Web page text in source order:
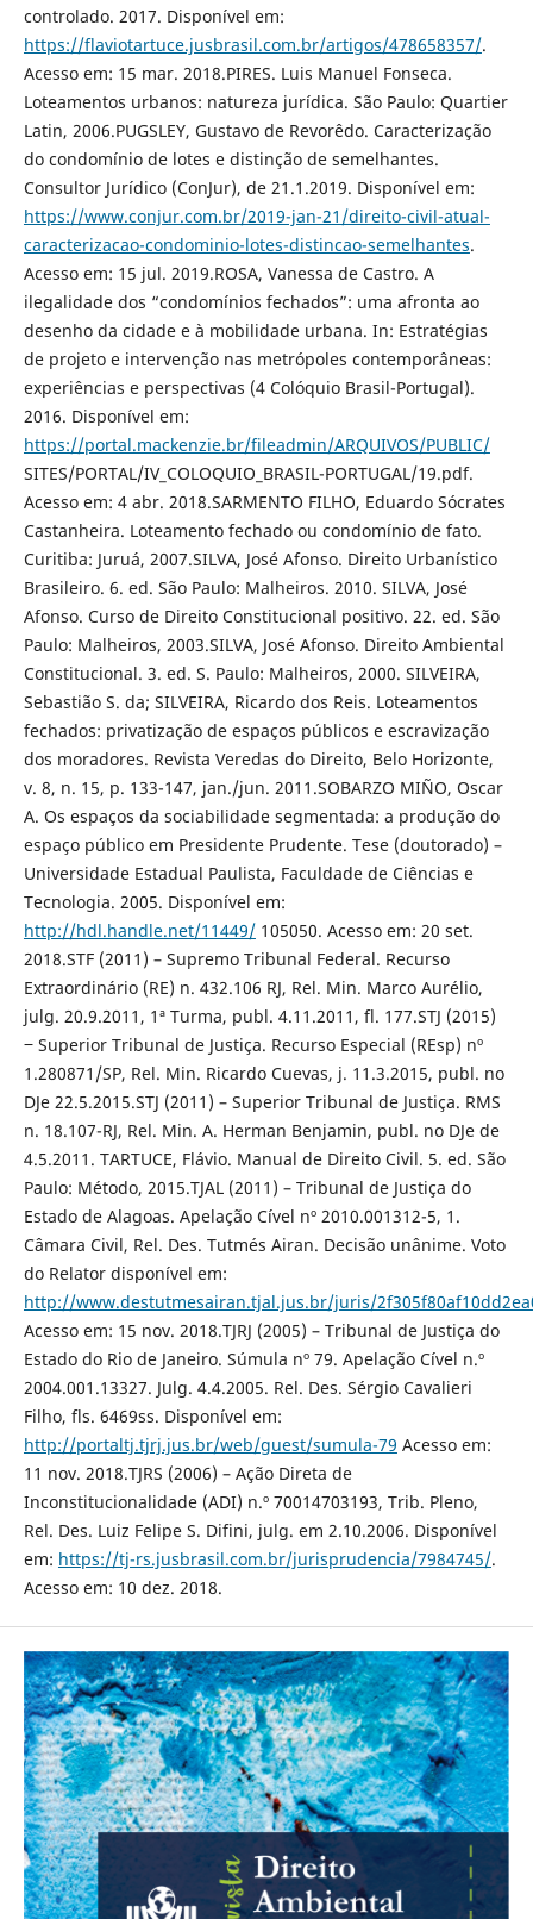
controlado. 2017. Disponível em:
https://flaviotartuce.jusbrasil.com.br/artigos/478658357/.
Acesso em: 15 mar. 2018.PIRES. Luis Manuel Fonseca.
Loteamentos urbanos: natureza jurídica. São Paulo: Quartier
Latin, 2006.PUGSLEY, Gustavo de Revorêdo. Caracterização
do condomínio de lotes e distinção de semelhantes.
Consultor Jurídico (ConJur), de 21.1.2019. Disponível em:
https://www.conjur.com.br/2019-jan-21/direito-civil-atual-
caracterizacao-condominio-lotes-distincao-semelhantes.
Acesso em: 15 jul. 2019.ROSA, Vanessa de Castro. A
ilegalidade dos “condomínios fechados”: uma afronta ao
desenho da cidade e à mobilidade urbana. In: Estratégias
de projeto e intervenção nas metrópoles contemporâneas:
experiências e perspectivas (4 Colóquio Brasil-Portugal).
2016. Disponível em:
https://portal.mackenzie.br/fileadmin/ARQUIVOS/PUBLIC/
SITES/PORTAL/IV_COLOQUIO_BRASIL-PORTUGAL/19.pdf.
Acesso em: 4 abr. 2018.SARMENTO FILHO, Eduardo Sócrates
Castanheira. Loteamento fechado ou condomínio de fato.
Curitiba: Juruá, 2007.SILVA, José Afonso. Direito Urbanístico
Brasileiro. 6. ed. São Paulo: Malheiros. 2010. SILVA, José
Afonso. Curso de Direito Constitucional positivo. 22. ed. São
Paulo: Malheiros, 2003.SILVA, José Afonso. Direito Ambiental
Constitucional. 3. ed. S. Paulo: Malheiros, 2000. SILVEIRA,
Sebastião S. da; SILVEIRA, Ricardo dos Reis. Loteamentos
fechados: privatização de espaços públicos e escravização
dos moradores. Revista Veredas do Direito, Belo Horizonte,
v. 8, n. 15, p. 133-147, jan./jun. 2011.SOBARZO MIÑO, Oscar
A. Os espaços da sociabilidade segmentada: a produção do
espaço público em Presidente Prudente. Tese (doutorado) –
Universidade Estadual Paulista, Faculdade de Ciências e
Tecnologia. 2005. Disponível em:
http://hdl.handle.net/11449/105050. Acesso em: 20 set.
2018.STF (2011) – Supremo Tribunal Federal. Recurso
Extraordinário (RE) n. 432.106 RJ, Rel. Min. Marco Aurélio,
julg. 20.9.2011, 1ª Turma, publ. 4.11.2011, fl. 177.STJ (2015)
‒ Superior Tribunal de Justiça. Recurso Especial (REsp) nº
1.280871/SP, Rel. Min. Ricardo Cuevas, j. 11.3.2015, publ. no
DJe 22.5.2015.STJ (2011) – Superior Tribunal de Justiça. RMS
n. 18.107-RJ, Rel. Min. A. Herman Benjamin, publ. no DJe de
4.5.2011. TARTUCE, Flávio. Manual de Direito Civil. 5. ed. São
Paulo: Método, 2015.TJAL (2011) – Tribunal de Justiça do
Estado de Alagoas. Apelação Cível nº 2010.001312-5, 1.
Câmara Civil, Rel. Des. Tutmés Airan. Decisão unânime. Voto
do Relator disponível em:
http://www.destutmesairan.tjal.jus.br/juris/
Acesso em: 15 nov. 2018.TJRJ (2005) – Tribunal de Justiça do
Estado do Rio de Janeiro. Súmula nº 79. Apelação Cível n.º
2004.001.13327. Julg. 4.4.2005. Rel. Des. Sérgio Cavalieri
Filho, fls. 6469ss. Disponível em:
http://portaltj.tjrj.jus.br/web/guest/sumula-79 Acesso em:
11 nov. 2018.TJRS (2006) – Ação Direta de
Inconstitucionalidade (ADI) n.º 70014703193, Trib. Pleno,
Rel. Des. Luiz Felipe S. Difini, julg. em 2.10.2006. Disponível
em: https://tj-rs.jusbrasil.com.br/jurisprudencia/7984745/.
Acesso em: 10 dez. 2018.